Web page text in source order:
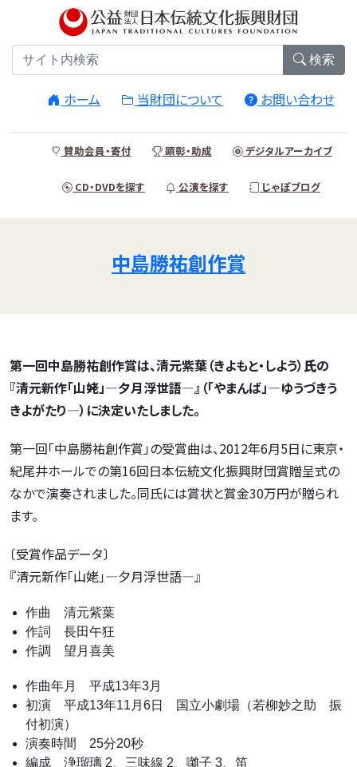
検索
ホーム 当財団について お問い合わせ
賛助会員・寄付 顕彰・助成 デジタルアーカイブ
CD・DVDを探す 公演を探す じゃぽブログ
中島勝祐創作賞
第一回中島勝祐創作賞は、清元紫葉（きよもと・しよう） 氏の
『清元新作「山姥」―夕月浮世語―』（「やまんば」―ゆうづきう
きよがたり―）に決定いたしました。
第一回「中島勝祐創作賞」の受賞曲は、2012年6月5日に東京・
紀尾井ホールでの第16回日本伝統文化振興財団賞贈呈式の
なかで演奏されました。同氏には賞状と賞金30万円が贈られ
ます。
〔受賞作品データ〕
『清元新作「山姥」―夕月浮世語―』
作曲 清元紫葉
作詞 長田午狂
作調 望月喜美
作曲年月 平成13年3月
初演 平成13年11月6日 国立小劇場（若柳妙之助 振
付初演）
演奏時間 25分20秒
編成 浄瑠璃 2、三味線 2、囃子 3、笛